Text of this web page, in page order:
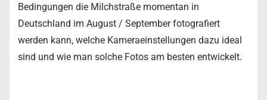
Bedingungen die Milchstraße momentan in
Deutschland im August / September fotografiert
werden kann, welche Kameraeinstellungen dazu ideal
sind und wie man solche Fotos am besten entwickelt.